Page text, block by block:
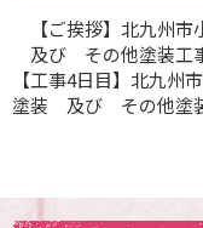
【ご挨拶】北九州
及び その他塗装工
【工事4日目】北九
塗装 及び その他塗